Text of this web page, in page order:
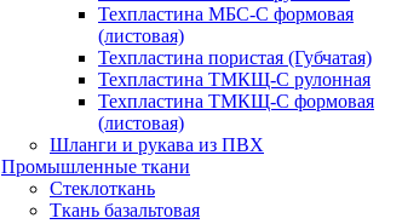
Техпластина МБС-С формовая
(листовая)
Техпластина пористая (Губчатая)
Техпластина ТМКЩ-С рулонная
Техпластина ТМКЩ-С формовая
(листовая)
Шланги и рукава из ПВХ
Промышленные ткани
Стеклоткань
Ткань базальтовая